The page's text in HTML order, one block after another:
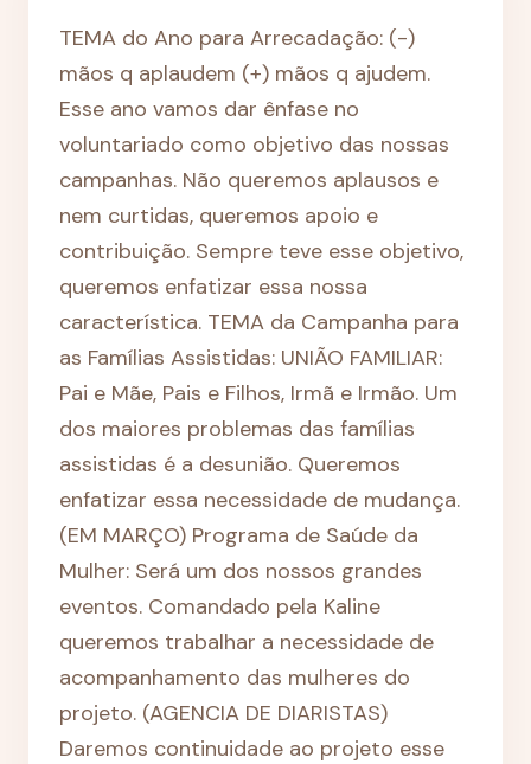
TEMA do Ano para Arrecadação: (-)
mãos q aplaudem (+) mãos q ajudem.
Esse ano vamos dar ênfase no
voluntariado como objetivo das nossas
campanhas. Não queremos aplausos e
nem curtidas, queremos apoio e
contribuição. Sempre teve esse objetivo,
queremos enfatizar essa nossa
característica. TEMA da Campanha para
as Famílias Assistidas: UNIÃO FAMILIAR:
Pai e Mãe, Pais e Filhos, Irmã e Irmão. Um
dos maiores problemas das famílias
assistidas é a desunião. Queremos
enfatizar essa necessidade de mudança.
(EM MARÇO) Programa de Saúde da
Mulher: Será um dos nossos grandes
eventos. Comandado pela Kaline
queremos trabalhar a necessidade de
acompanhamento das mulheres do
projeto. (AGENCIA DE DIARISTAS)
Daremos continuidade ao projeto esse